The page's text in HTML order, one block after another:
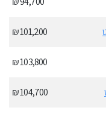
101,200 ₪
103,800 ₪
104,700 ₪